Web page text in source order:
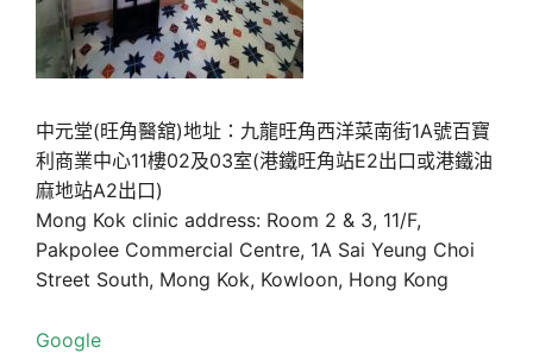
中元堂(旺角醫舘)地址：九龍旺角西洋菜南街1A號百寶
利商業中心11樓02及03室(港鐵旺角站E2出口或港鐵油
麻地站A2出口)
Mong Kok clinic address: Room 2 & 3, 11/F,
Pakpolee Commercial Centre, 1A Sai Yeung Choi
Street South, Mong Kok, Kowloon, Hong Kong
Google